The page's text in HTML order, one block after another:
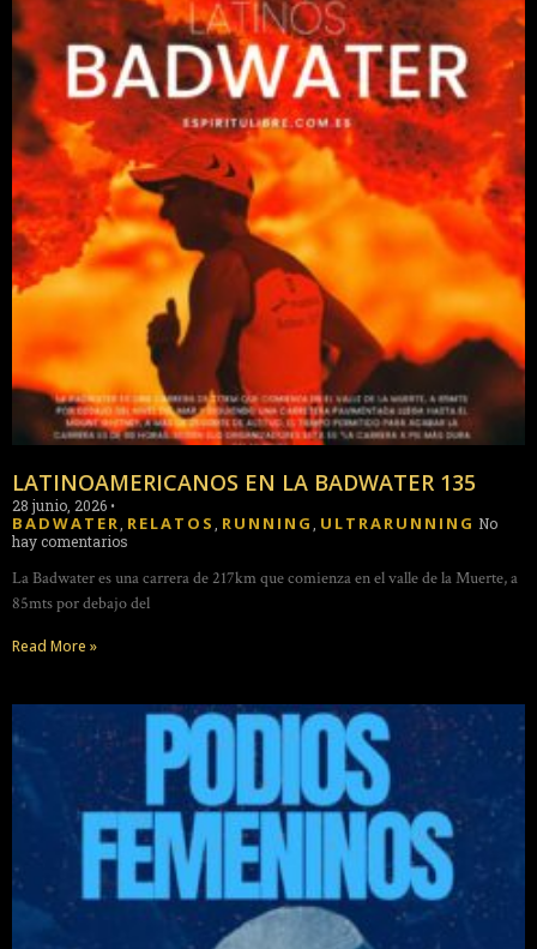
LATINOAMERICANOS EN LA BADWATER 135
28 junio, 2026 •
BADWATER RELATOS RUNNING ULTRARUNNING No
hay comentarios
La Badwater es una carrera de 217km que comienza en el valle de la Muerte, a
85mts por debajo del
Read More »